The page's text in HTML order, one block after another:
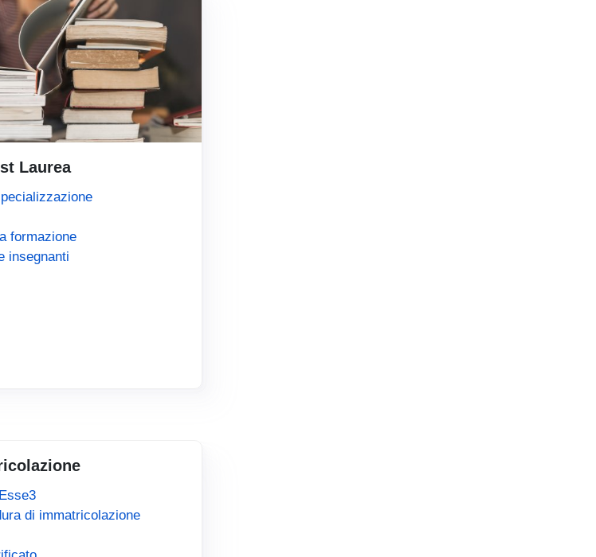
Laurea
(link is external)
formazione(link is external)
insegnanti
di immatricolazione